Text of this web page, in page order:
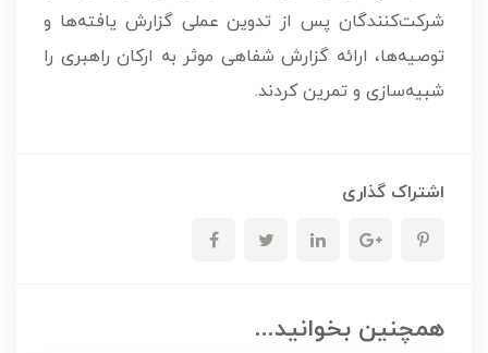
شرکت‌کنندگان پس از تدوین عملی گزارش یافته‌ها و
توصیه‌ها، ارائه گزارش شفاهی موثر به ارکان راهبری را
شبیه‌سازی و تمرین کردند.
اشتراک گذاری
همچنین بخوانید...